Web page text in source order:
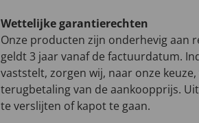
Wettelijke garantierechten
Onze producten zijn onderhevig aan
geldt 3 jaar vanaf de factuurdatum.
vaststelt, zorgen wij, naar onze
terugbetaling van de aankoopprijs.
te verslijten of kapot te gaan.